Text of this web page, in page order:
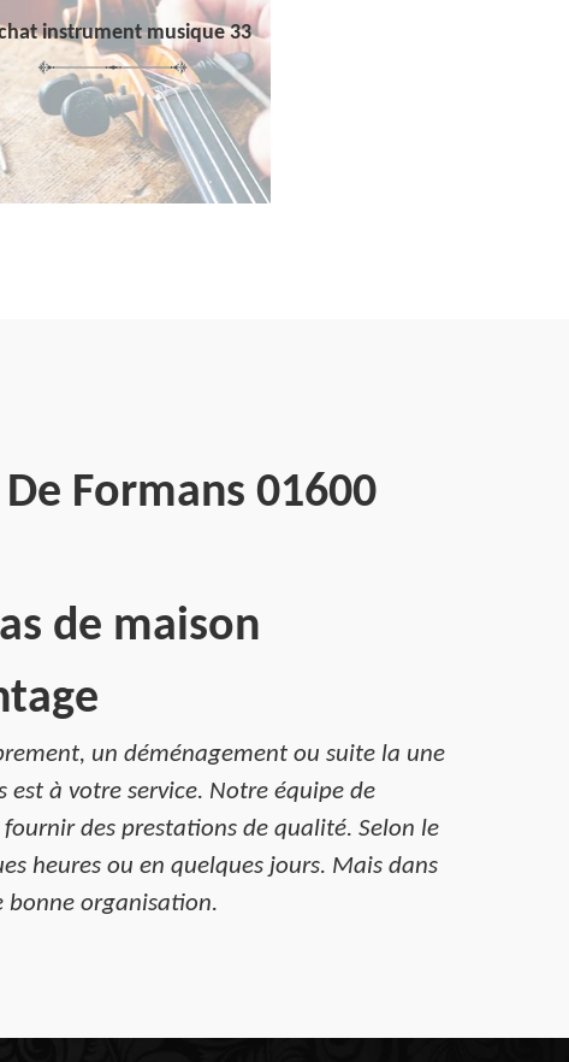
instrument musique 33
Formans 01600
de maison
un déménagement ou suite la une
à votre service. Notre équipe de
des prestations de qualité. Selon le
heures ou en quelques jours. Mais dans
bonne organisation.